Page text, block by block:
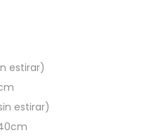
estirar)
estirar)